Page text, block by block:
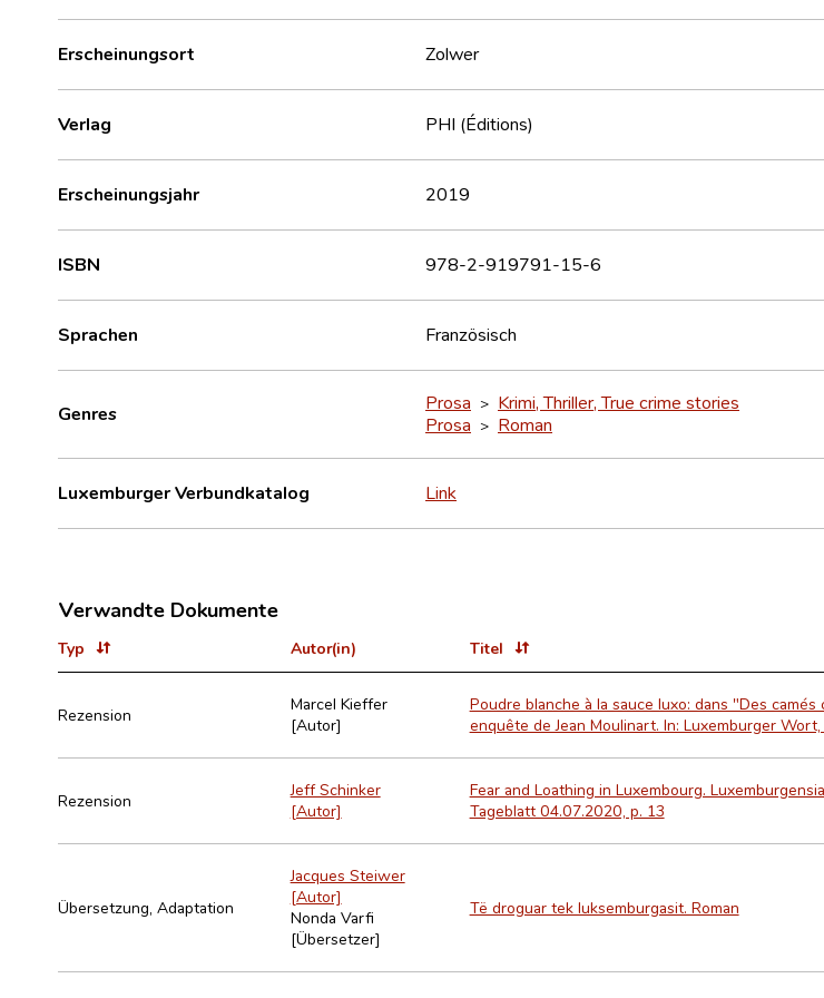
Erscheinungsort Zolwer
Verlag PHI (Éditions)
Erscheinungsjahr 2019
ISBN 978-2-919791-15-6
Sprachen Französisch
Genres Prosa > Krimi, Thriller, True crime stories
Prosa > Roman
Luxemburger Verbundkatalog Link
Verwandte Dokumente
Typ Autor(in) Titel
Rezension
Marcel Kieffer
[Autor]
Poudre blanche à la sauce luxo: dans "Des
enquête de Jean Moulinart. In: Luxemburger
Rezension
Jeff Schinker
[Autor]
Fear and Loathing in Luxembourg.
Tageblatt 04.07.2020, p. 13
Übersetzung, Adaptation
Jacques Steiwer
[Autor]
Nonda Varfi
[Übersetzer]
Të droguar tek luksemburgasit. Roman